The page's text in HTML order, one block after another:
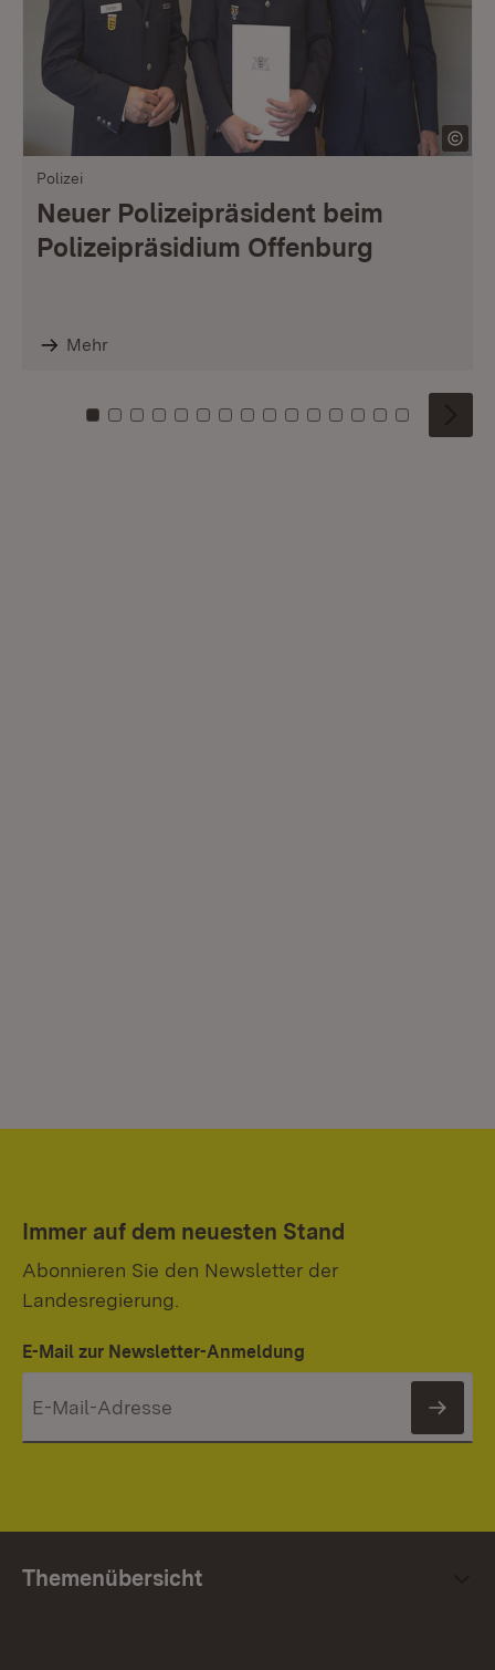
Polizei
Neuer Polizeipräsident beim
Polizeipräsidium Offenburg
Mehr
Zu Kachel: 0
Zu Kachel: 1
Zu Kachel: 2
Zu Kachel: 3
Zu Kachel: 4
Zu Kachel: 5
Zu Kachel: 6
Zu Kachel: 7
Zu Kachel: 8
Zu Kachel: 9
Zu Kachel: 10
Zu Kachel: 11
Zu Kachel: 12
Zu Kachel:
Zu
Immer auf dem neuesten Stand
Abonnieren Sie den Newsletter der
Landesregierung.
E-Mail zur Newsletter-Anmeldung
Themenübersicht